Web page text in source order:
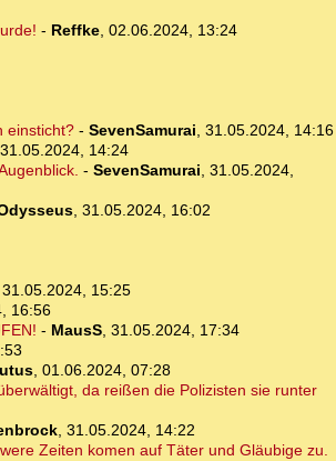
- Reffke, 02.06.2024, 13:24
einsticht?- SevenSamurai, 31.05.2024, 14:16
31.05.2024, 14:24
- SevenSamurai, 31.05.2024,
, 31.05.2024, 16:02
31.05.2024, 15:25
16:56
- MausS, 31.05.2024, 17:34
, 01.06.2024, 07:28
da reißen die Polizisten sie runter
, 31.05.2024, 14:22
Zeiten komen auf Täter und Gläubige zu.